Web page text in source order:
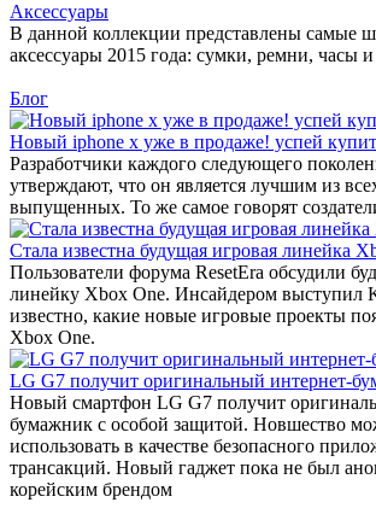
Аксессуары
В данной коллекции представлены самые
аксессуары 2015 года: сумки, ремни, часы и
Блог
Новый iphone x уже в продаже! успей
Разработчики каждого следующего
утверждают, что он является лучшим из
выпущенных. То же самое говорят
Стала известна будущая игровая линейка
Пользователи форума ResetEra обсудили
линейку Xbox One. Инсайдером выступил
известно, какие новые игровые проекты
Xbox One.
LG G7 получит оригинальный интернет-
Новый смартфон LG G7 получит
бумажник с особой защитой. Новшество
использовать в качестве безопасного
трансакций. Новый гаджет пока не был
корейским брендом